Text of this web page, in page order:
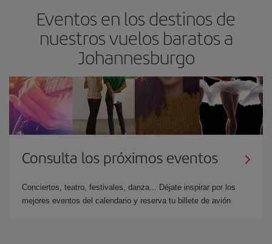
Eventos en los destinos de
nuestros vuelos baratos a
Johannesburgo
Consulta los próximos eventos
Conciertos, teatro, festivales, danza... Déjate inspirar por los
mejores eventos del calendario y reserva tu billete de avión